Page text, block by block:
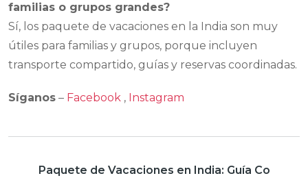
familias o grupos grandes?
Sí, los paquete de vacaciones en la India son muy
útiles para familias y grupos, porque incluyen
transporte compartido, guías y reservas coordinadas.
Síganos – Facebook , Instagram
Paquete de Vacaciones en India: Guía Co